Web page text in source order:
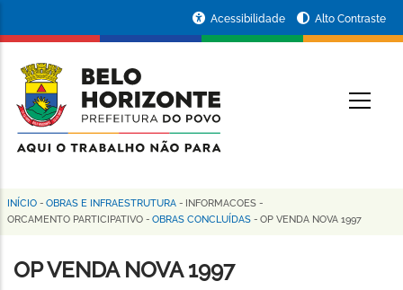
conteúdo
principal
da
Prefeitura
de
Horizonte
Acessibilidade Alto Contraste
Trilha
navegação
INÍCIO - OBRAS E INFRAESTRUTURA - INFORMACOES -
ORCAMENTO PARTICIPATIVO - OBRAS CONCLUÍDAS - OP VENDA NOVA 1997
OP VENDA NOVA 1997